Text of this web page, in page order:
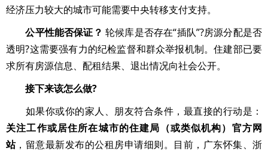
经济压力较大的城市可能需要中央转移支付支持。
公平性能否保证？ 轮候库是否存在“插队”?房源分配是否
透明?这需要强有力的纪检监督和群众举报机制。住建部已要
求所有房源信息、配租结果、退出情况向社会公开。
接下来该怎么做?
如果你或你的家人、朋友符合条件，最直接的行动是：
关注工作或居住所在城市的住建局（或类似机构）官方网
站，留意最新发布的公租房申请细则。目前，广东怀集、浙